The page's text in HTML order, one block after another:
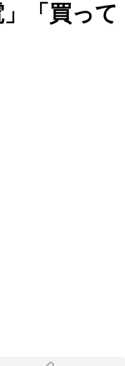
「買って